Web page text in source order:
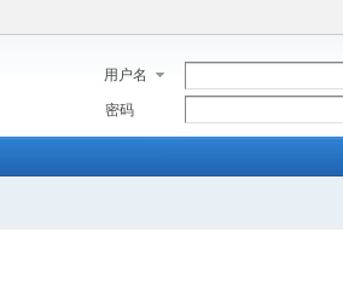
用户名
密码